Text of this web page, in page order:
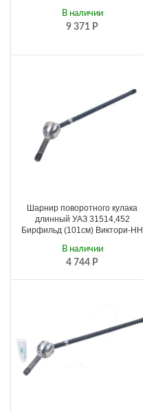
9 371 Р
В наличии
Шарнир поворотного кулака
длинный УАЗ 31514,452
Бирфильд (101см) Виктори-НН
4 744 Р
В наличии